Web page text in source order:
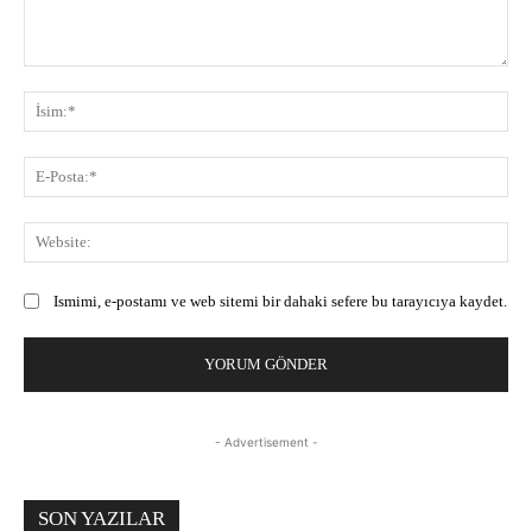
Ismimi, e-postamı ve web sitemi bir dahaki sefere bu tarayıcıya kaydet.
- Advertisement -
SON YAZILAR